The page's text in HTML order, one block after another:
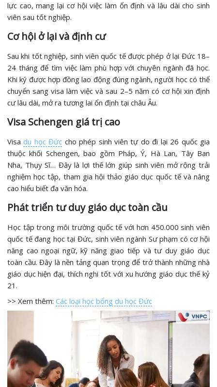
lực cao, mang lại cơ hội việc làm ổn định và lâu dài cho sinh
viên sau tốt nghiệp.
Cơ hội ở lại và định cư
Sau khi tốt nghiệp, sinh viên quốc tế được phép ở lại Đức 18–
24 tháng để tìm việc làm phù hợp với chuyên ngành đã học.
Khi ký được hợp đồng lao động đúng ngành, người học có thể
chuyển sang visa làm việc và sau 2–5 năm có cơ hội xin định
cư lâu dài, mở ra tương lai ổn định tại châu Âu.
Visa Schengen giá trị cao
Visadu học Đức cho phép sinh viên tự do đi lại 26 quốc gia
thuộc khối Schengen, bao gồm Pháp, Ý, Hà Lan, Tây Ban
Nha, Thụy Sĩ… Đây là lợi thế lớn giúp sinh viên mở rộng trải
nghiệm học tập, tham gia hội thảo giáo dục quốc tế và nâng
cao hiểu biết đa văn hóa.
Phát triển tư duy giáo dục toàn cầu
Học tập trong môi trường quốc tế với hơn 450.000 sinh viên
quốc tế đang học tại Đức, sinh viên ngành Sư phạm có cơ hội
nâng cao ngoại ngữ, kỹ năng giao tiếp và tư duy giáo dục
toàn cầu. Đây là nền tảng quan trọng để trở thành những nhà
giáo dục hiện đại, thích nghi tốt với xu hướng giáo dục thế kỷ
21.
>> Xem thêm: Các loại học bổng du học Đức